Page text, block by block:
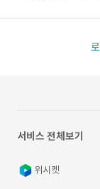
서비스 전체보기
위시켓